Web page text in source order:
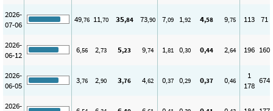
2026-
07-06
49,76 11,70 35,84 73,90 7,09 1,92 4,58 9,75 113 71
2026-
06-12
6,56 2,73 5,23 9,74 1,81 0,30 0,44 2,64 196 160
2026-
06-05
3,76 2,90 3,76 4,62 0,37 0,29 0,37 0,46
1
178
674
2026-